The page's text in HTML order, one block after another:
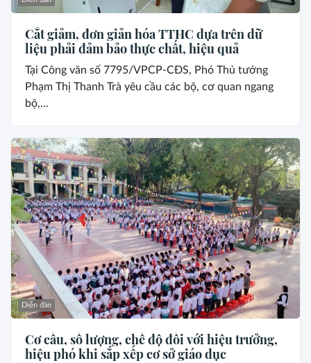
Cắt giảm, đơn giản hóa TTHC dựa trên dữ
liệu phải đảm bảo thực chất, hiệu quả
Tại Công văn số 7795/VPCP-CĐS, Phó Thủ tướng
Phạm Thị Thanh Trà yêu cầu các bộ, cơ quan ngang
bộ,...
Diễn đàn
Cơ cấu, số lượng, chế độ đối với hiệu trưởng,
hiệu phó khi sắp xếp cơ sở giáo dục